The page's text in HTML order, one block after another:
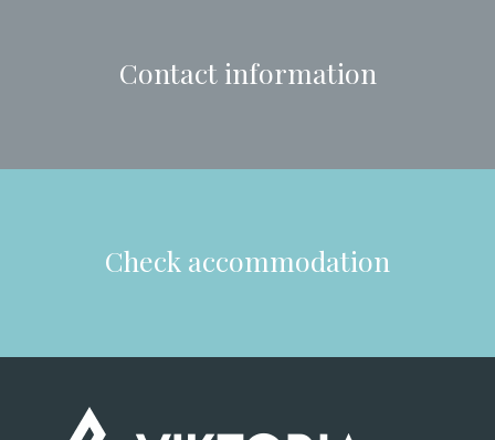
Contact information
Check accommodation